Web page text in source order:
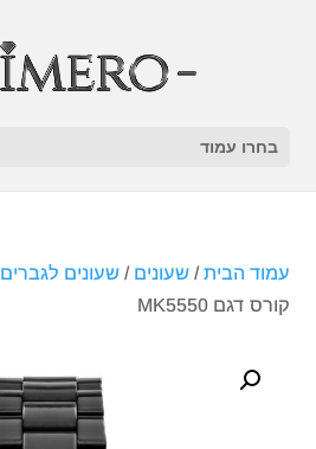
בחרו עמוד
עמוד הבית/שעונים /שעונים לגברים
קורס ‏דגם MK5550